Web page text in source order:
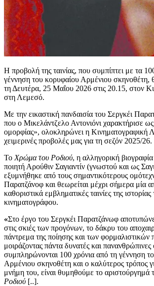
Η προβολή της ταινίας, που συμπίπτει με τα
γέννηση του κορυφαίου Αρμένιου σκηνοθέτη,
τη Δευτέρα, 25 Μαΐου 2026 στις 20.15, στον
στη Λεμεσό.
Με την εικαστική πανδαισία του Σεργκέι
που ο Μικελάντζελο Αντονιόνι χαρακτήρισε ως
ομορφίας», ολοκληρώνει η Κινηματογραφική
χειμερινές προβολές μας για τη σεζόν 2025/26.
Το Χρώμα του Ροδιού, η αλληγορική
ποιητή Αρούθιν Σαγιαντίν (γνωστού και ως
εξυμνήθηκε από τους σημαντικότερους
Παρατζάνοφ και θεωρείται μέχρι σήμερα μία
καθοριστικά εμβληματικές ταινίες της ιστορίας
κινηματογράφου.
«Στο έργο του Σεργκέι Παρατζάνωφ
στις σκιές των προγόνων, το δάκρυ του
πάντρεμα της ποίησης και των φορμαλιστικών
μοιράζοντας πάντα δυνατές και
συμπληρώνονται 100 χρόνια από τη γέννηση
Αρμένιου σκηνοθέτη και ο καλύτερος τρόπος
μνήμη του, είναι θυμηθούμε το αριστούργημά
Ροδιού [..].